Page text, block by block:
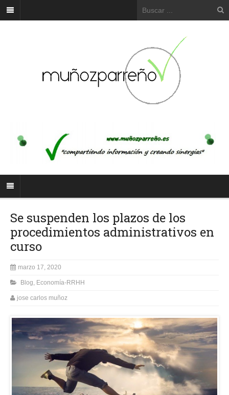
Se suspenden los plazos de los
procedimientos administrativos en
curso
marzo 17, 2020
Blog Economía-RRHH
jose carlos muñoz